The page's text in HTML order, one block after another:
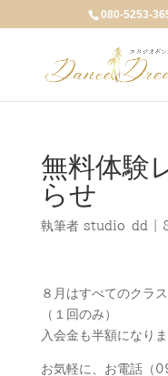
080-5253-
無料体験
らせ
執筆者 studio-dd
８月はすべてのクラ
（１回のみ）
入会金も半額になりま
お気軽に、お電話